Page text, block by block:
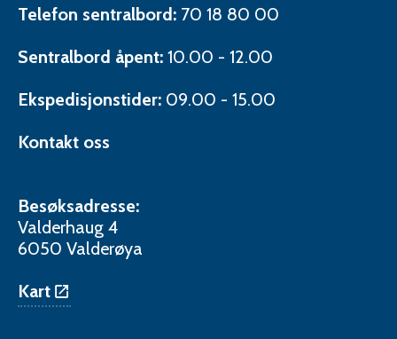
Kontaktinformasjon
Telefon sentralbord: 70 18 80 00
Sentralbord åpent: 10.00 - 12.00
Ekspedisjonstider: 09.00 - 15.00
Kontakt oss
Besøksadresse:
Valderhaug 4
6050 Valderøya
Kart